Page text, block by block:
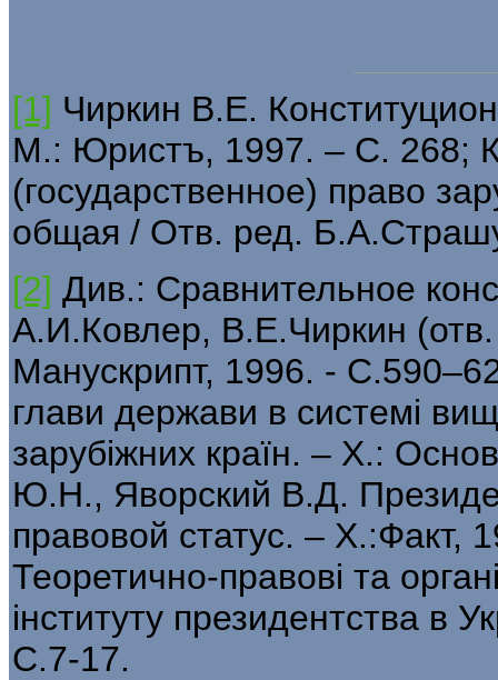
[1] Чиркин В.Е.
М.: Юристъ, 1997. – С. 268;
(государственное) право
общая / Отв. ред.
[2] Див.: Сравнительное
А.И.Ковлер, В.Е.Чиркин
Манускрипт, 1996. -
глави держави в системі
зарубіжних країн. – Х.:
Ю.Н., Яворский В.Д.
правовой статус. – Х.:Факт,
Теоретично-правові та
інституту президентства в
С.7-17.